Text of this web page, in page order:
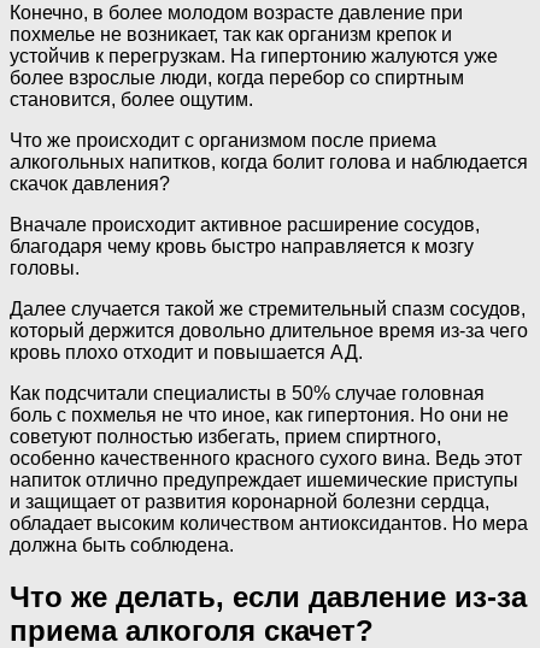
Конечно, в более молодом возрасте давление при
похмелье не возникает, так как организм крепок и
устойчив к перегрузкам. На гипертонию жалуются уже
более взрослые люди, когда перебор со спиртным
становится, более ощутим.
Что же происходит с организмом после приема
алкогольных напитков, когда болит голова и наблюдается
скачок давления?
Вначале происходит активное расширение сосудов,
благодаря чему кровь быстро направляется к мозгу
головы.
Далее случается такой же стремительный спазм сосудов,
который держится довольно длительное время из-за чего
кровь плохо отходит и повышается АД.
Как подсчитали специалисты в 50% случае головная
боль с похмелья не что иное, как гипертония. Но они не
советуют полностью избегать, прием спиртного,
особенно качественного красного сухого вина. Ведь этот
напиток отлично предупреждает ишемические приступы
и защищает от развития коронарной болезни сердца,
обладает высоким количеством антиоксидантов. Но мера
должна быть соблюдена.
Что же делать, если давление из-за
приема алкоголя скачет?